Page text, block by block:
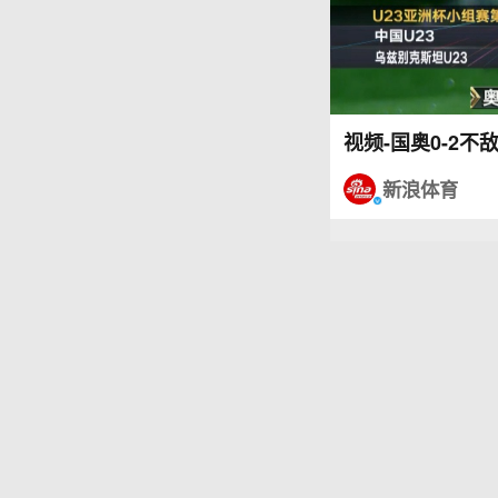
视频-国奥0-2不
新浪体育